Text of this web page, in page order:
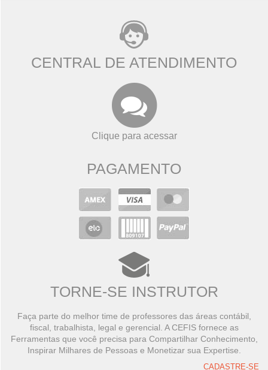
CENTRAL DE ATENDIMENTO
Clique para acessar
PAGAMENTO
TORNE-SE INSTRUTOR
Faça parte do melhor time de professores das áreas contábil,
fiscal, trabalhista, legal e gerencial. A CEFIS fornece as
Ferramentas que você precisa para Compartilhar Conhecimento,
Inspirar Milhares de Pessoas e Monetizar sua Expertise.
CADASTRE-SE